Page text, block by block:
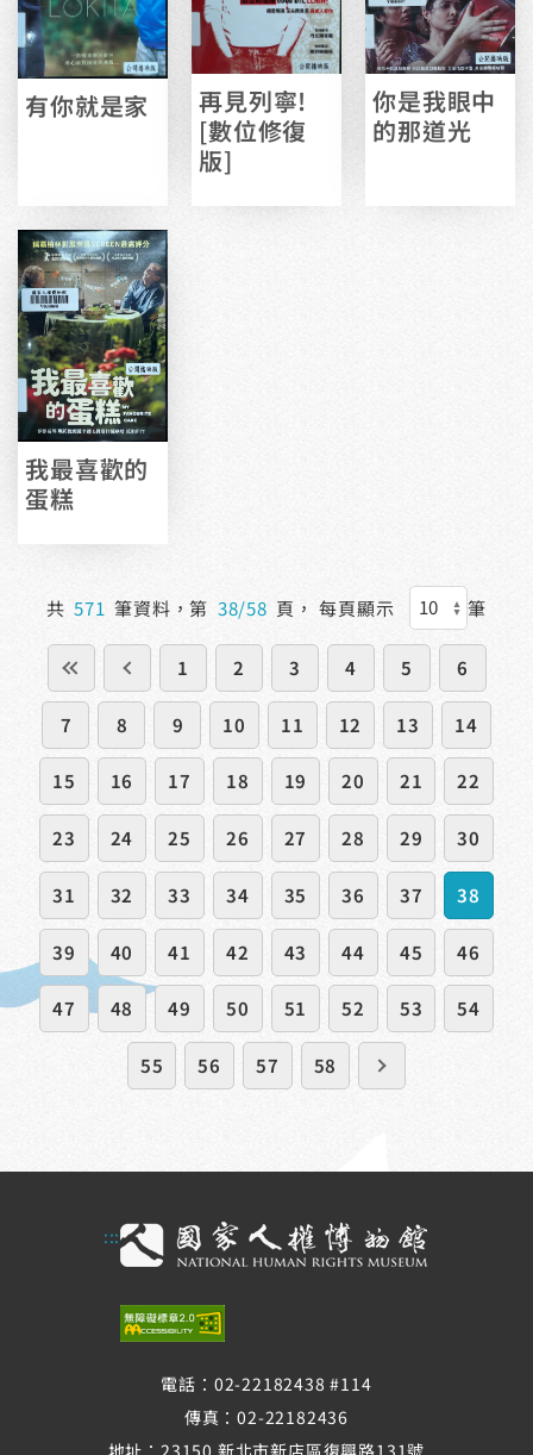
有你就是家
再見列寧!
[數位修復
版]
你是我眼中
的那道光
我最喜歡的
蛋糕
共 571 筆資料，第 38/58 頁， 每頁顯示 筆
1 2 3 4 5 6
7 8 9 10 11 12 13 14
15 16 17 18 19 20 21 22
23 24 25 26 27 28 29 30
31 32 33 34 35 36 37 38
39 40 41 42 43 44 45 46
47 48 49 50 51 52 53 54
55 56 57 58
:::
電話：02-22182438 #114
傳真：02-22182436
地址：23150 新北市新店區復興路131號